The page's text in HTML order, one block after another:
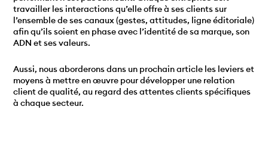
travailler les interactions qu’elle offre à ses clients sur
l’ensemble de ses canaux (gestes, attitudes, ligne éditoriale)
afin qu’ils soient en phase avec l’identité de sa marque, son
ADN et ses valeurs.
Aussi, nous aborderons dans un prochain article les leviers et
moyens à mettre en œuvre pour développer une relation
client de qualité, au regard des attentes clients spécifiques
à chaque secteur.